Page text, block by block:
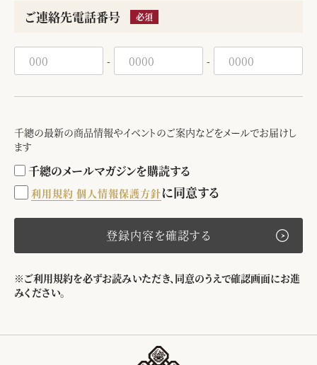
ご連絡先電話番号 必須
- -
千總の最新の商品情報やイベントのご案内などをメールでお届けし
ます
千總のメールマガジンを購読する
利用規約 個人情報保護方針に同意する
登録内容を確認する
※ご利用規約を必ずお読みいただき、同意のうえで確認画面にお進
みください。